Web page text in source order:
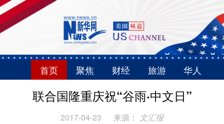
首页 聚焦 财经 旅游 华人
联合国隆重庆祝“谷雨·中文日”
2017-04-23 来源： 文汇报